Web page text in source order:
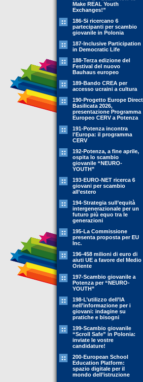
Make REAL Youth
Exchanges!”
186-Si ricercano 6
partecipanti per scambio
giovanile in Polonia
187-Inclusive Participation
in Democratic Life
188-Terza edizione del
Festival del nuovo
Bauhaus europeo
189-Bando CREA per
accesso ucraini a cultura
190-Progetto Europe Direct
Basilicata 2026,
presentazione Programma
Europeo CERV a Potenza
191-Potenza incontra
l'Europa: il programma
CERV
192-Potenza, a fine aprile,
ospita lo scambio
giovanile “NEURO-
YOUTH”
193-EURO-NET ricerca 6
giovani per scambio
all’estero
194-Strategia sull’equità
intergenerazionale per un
futuro più equo tra le
generazioni
195-La Commissione
presenta proposta per EU
Inc.
196-458 milioni di euro di
aiuti UE a favore del Medio
Oriente
197-Scambio giovanile a
Potenza per “NEURO-
YOUTH”
198-L’utilizzo dell’IA
nell’informazione per i
giovani: indagine su
pratiche e bisogni
199-Scambio giovanile
“Scroll Safe” in Polonia:
inviate le vostre
candidature!
200-European School
Education Platform:
spazio digitale per il
mondo dell’istruzione